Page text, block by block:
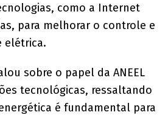
como a Internet
para melhorar o controle e
elétrica.
sobre o papel da ANEEL
tecnológicas, ressaltando
é fundamental para